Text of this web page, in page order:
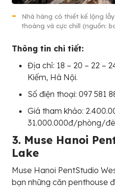
Nhà hàng có thiết kế lộng
thoáng và cực chill (nguồn:
Thông tin chi tiết:
Địa chỉ: 18 – 20 – 22 –
Kiếm, Hà Nội.
Số điện thoại: 097 581
Giá tham khảo:
31.000.000đ/phòng/
3. Muse Hanoi
Lake
Muse Hanoi PentStudio
bạn những căn penthouse